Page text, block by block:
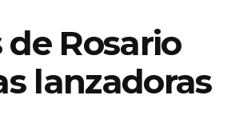
Rosario
lanzadoras